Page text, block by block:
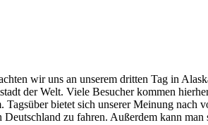
wir uns an unserem dritten Tag in
der Welt. Viele Besucher kommen
bietet sich unserer Meinung
zu fahren. Außerdem kann